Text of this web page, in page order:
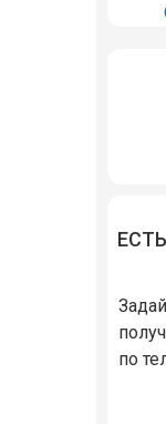
по